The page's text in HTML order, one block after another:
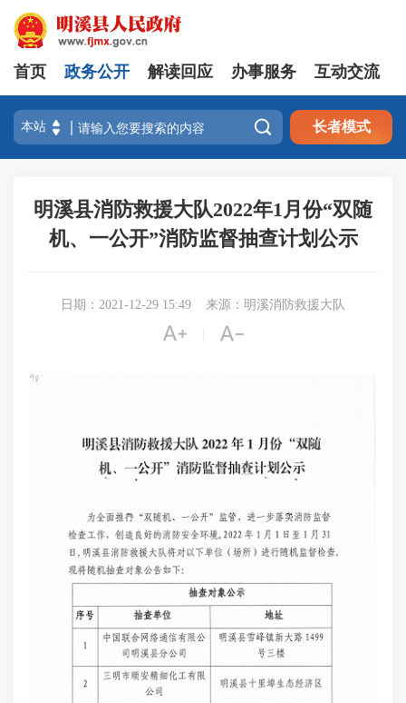
首页 政务公开 解读回应 办事服务 互动交流
 长者模式
明溪县消防救援大队2022年1月份“双随
机、一公开”消防监督抽查计划公示
日期：2021-12-29 15:49 来源：明溪消防救援大队
 